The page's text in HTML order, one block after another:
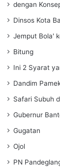
dengan
Dinsos Kota
Jemput Bola'
Bitung
Ini 2 Syarat
Dandim
Safari Subuh
Gubernur
Gugatan
Ojol
PN